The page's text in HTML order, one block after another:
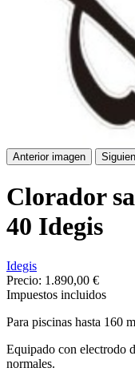
Anterior imagen
Clorador
40 Idegis
Idegis
Precio: 1.890,00 €
Impuestos incluidos
Para piscinas hasta 160
Equipado con electrodo
normales.